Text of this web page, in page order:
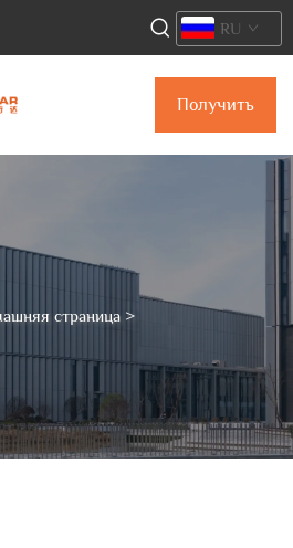
Получить
коммерческое
RU
страница >